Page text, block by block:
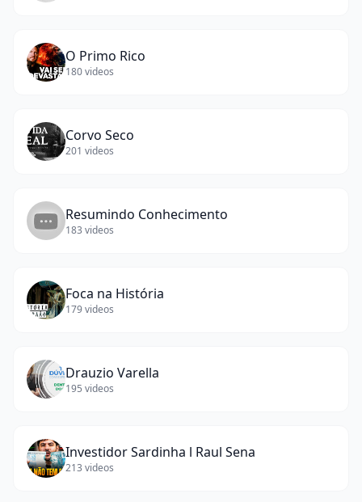
O Primo Rico
180videos
Corvo Seco
201 videos
Resumindo Conhecimento
183 videos
Foca na História
179videos
Drauzio Varella
195 videos
Investidor Sardinha l Raul Sena
213 videos